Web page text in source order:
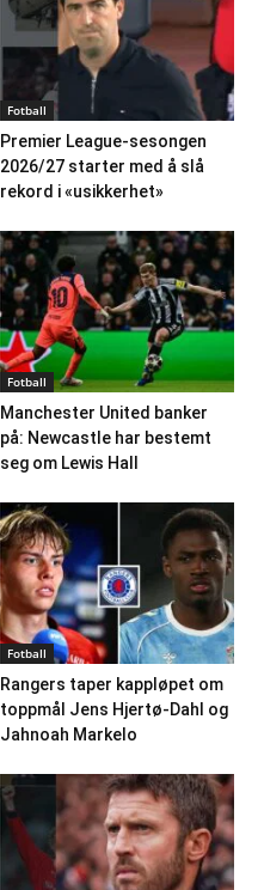
Fotball
Premier League-sesongen
2026/27 starter med å slå
rekord i «usikkerhet»
Fotball
Manchester United banker
på: Newcastle har bestemt
seg om Lewis Hall
Fotball
Rangers taper kappløpet om
toppmål Jens Hjertø-Dahl og
Jahnoah Markelo